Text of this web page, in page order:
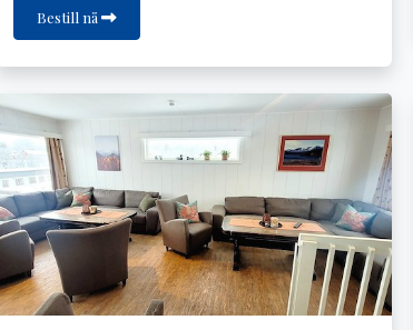
Bestill nå